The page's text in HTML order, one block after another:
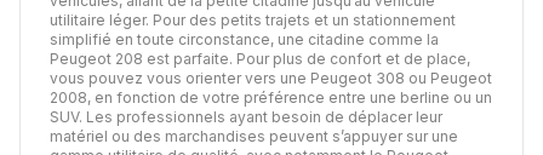
utilitaire léger. Pour des petits trajets et un stationnement
simplifié en toute circonstance, une citadine comme la
Peugeot 208 est parfaite. Pour plus de confort et de place,
vous pouvez vous orienter vers une Peugeot 308 ou Peugeot
2008, en fonction de votre préférence entre une berline ou un
SUV. Les professionnels ayant besoin de déplacer leur
matériel ou des marchandises peuvent s’appuyer sur une